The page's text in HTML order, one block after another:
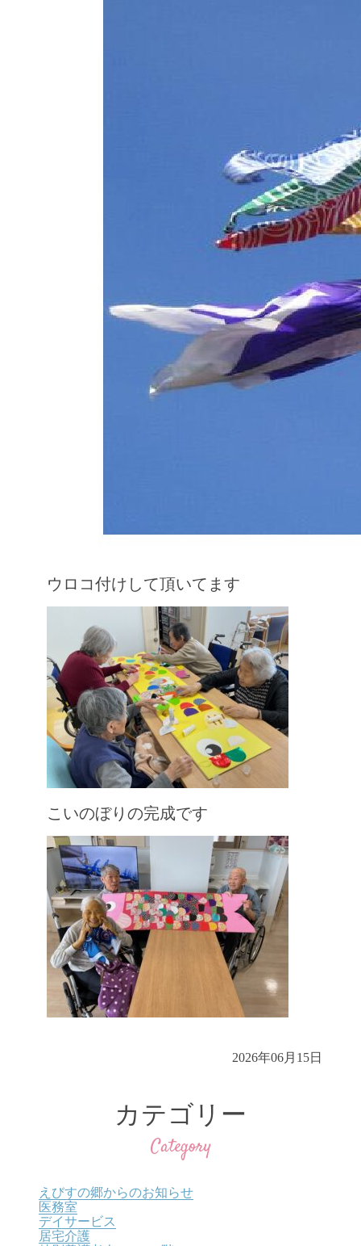
カテゴリー
Category
えびすの郷からのお知らせ
医務室
デイサービス
居宅介護
ウロコ付けして頂いてます
こいのぼりの完成です
2026年06月15日